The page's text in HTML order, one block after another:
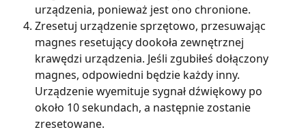
urządzenia, ponieważ jest ono chronione.
Zresetuj urządzenie sprzętowo, przesuwając
magnes resetujący dookoła zewnętrznej
krawędzi urządzenia. Jeśli zgubiłeś dołączony
magnes, odpowiedni będzie każdy inny.
Urządzenie wyemituje sygnał dźwiękowy po
około 10 sekundach, a następnie zostanie
zresetowane.